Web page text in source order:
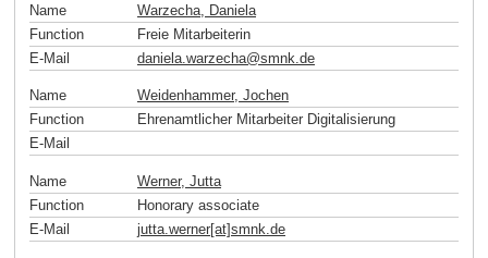
Name
Warzecha, Daniela
Function
Freie Mitarbeiterin
E-Mail
daniela.warzecha@smnk de
Name
Weidenhammer, Jochen
Function
Ehrenamtlicher Mitarbeiter Digitalisierung
E-Mail
Name
Werner, Jutta
Function
Honorary associate
E-Mail
jutta.werner[at]smnk.de